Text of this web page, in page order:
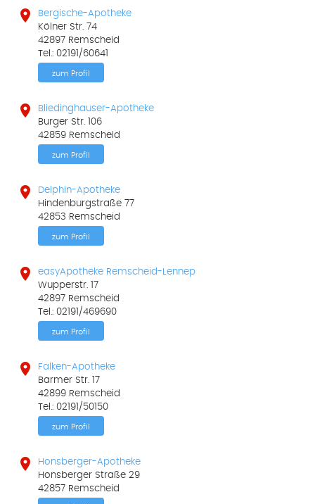

Bergische-Apotheke
Kölner Str. 74
42897 Remscheid
Tel.: 02191/60641
zum Profil

Bliedinghauser-Apotheke
Burger Str. 106
42859 Remscheid
zum Profil

Delphin-Apotheke
Hindenburgstraße 77
42853 Remscheid
zum Profil

easyApotheke Remscheid-Lennep
Wupperstr. 17
42897 Remscheid
Tel.: 02191/469690
zum Profil

Falken-Apotheke
Barmer Str. 17
42899 Remscheid
Tel.: 02191/50150
zum Profil

Honsberger-Apotheke
Honsberger Straße 29
42857 Remscheid